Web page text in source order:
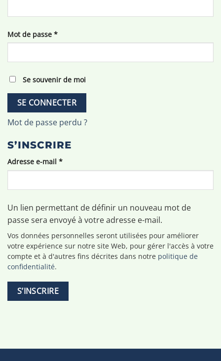
Mot de passe *Obligatoire
Se souvenir de moi
SE CONNECTER
Mot de passe perdu ?
S’INSCRIRE
Adresse e-mail *Obligatoire
Un lien permettant de définir un nouveau mot de
passe sera envoyé à votre adresse e-mail.
Vos données personnelles seront utilisées pour améliorer
votre expérience sur notre site Web, pour gérer l'accès à votre
compte et à d'autres fins décrites dans notre politique de
confidentialité.
S’INSCRIRE